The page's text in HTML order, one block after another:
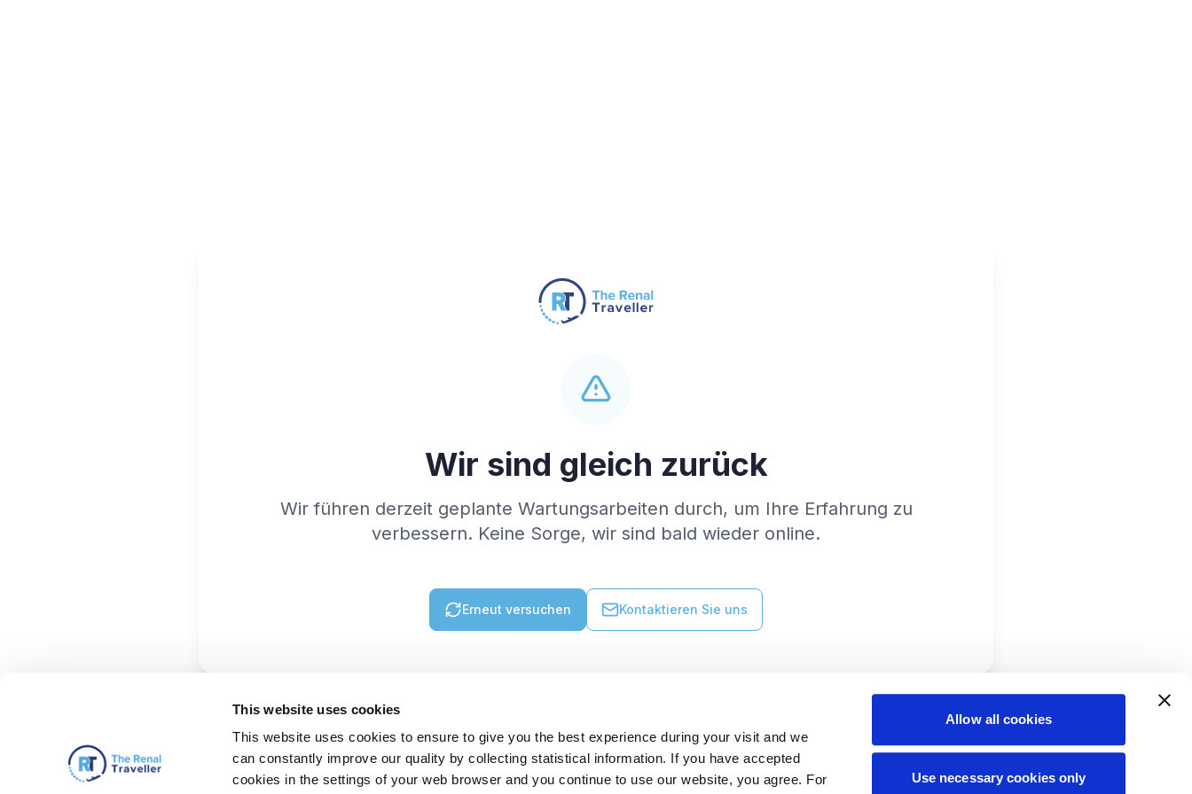
This website uses cookies
This website uses cookies to ensure to give you the best experience during your visit and we
can constantly improve our quality by collecting statistical information. If you have accepted
cookies in the settings of your web browser and you continue to use our website, you agree. For
Allow all cookies
Use necessary cookies only
Wir sind gleich zurück
Wir führen derzeit geplante Wartungsarbeiten durch, um Ihre Erfahrung zu
verbessern. Keine Sorge, wir sind bald wieder online.
Erneut versuchen Kontaktieren Sie uns